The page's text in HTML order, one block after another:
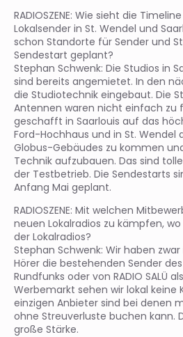
RADIOSZENE: Wie sieht die
Lokalsender in St. Wendel und
schon Standorte für Sender und
Sendestart geplant?
Stephan Schwenk: Die Studios in
sind bereits angemietet. In den
die Studiotechnik eingebaut. Die
Antennen waren nicht einfach zu
geschafft in Saarlouis auf das
Ford-Hochhaus und in St. Wendel
Globus-Gebäudes zu kommen
Technik aufzubauen. Das sind
der Testbetrieb. Die Sendestarts
Anfang Mai geplant.
RADIOSZENE: Mit welchen
neuen Lokalradios zu kämpfen,
der Lokalradios?
Stephan Schwenk: Wir haben
Hörer die bestehenden Sender
Rundfunks oder von RADIO SALÜ
Werbemarkt sehen wir lokal keine
einzigen Anbieter sind bei denen
ohne Streuverluste buchen kann.
große Stärke.